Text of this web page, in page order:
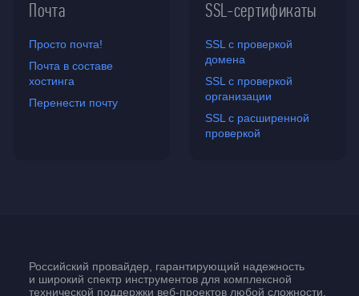
Почта
Просто почта!
Почта в составе
хостинга
Перенести почту
SSL-сертификаты
SSL с проверкой
домена
SSL с проверкой
организации
SSL с расширенной
проверкой
Российский провайдер, гарантирующий надежность
и широкий спектр инструментов для комплексной
технической поддержки веб-проектов любой сложности.